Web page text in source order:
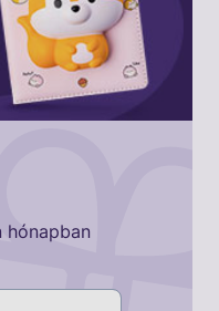
hónapban